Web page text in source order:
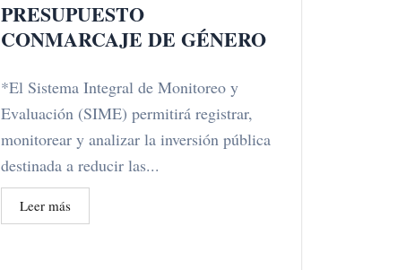
PRESUPUESTO
CONMARCAJE DE GÉNERO
*El Sistema Integral de Monitoreo y
Evaluación (SIME) permitirá registrar,
monitorear y analizar la inversión pública
destinada a reducir las...
Leer más